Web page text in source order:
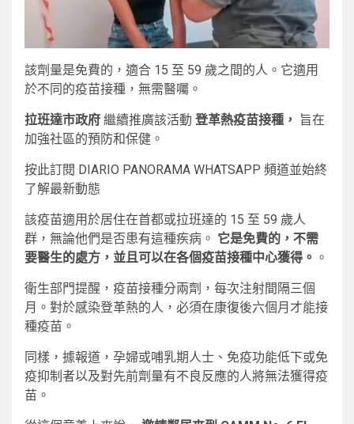
該劑量是免費的，適合 15 至 59 歲之間的人。它適用
於不同的疫苗接種，無需醫囑。
拉班達市政府 繼續推廣該活動 登革熱疫苗接種，
旨在
加強社區的預防和保健。
按此訂閱 DIARIO PANORAMA WHATSAPP 頻道並始終
了解最新動態
該疫苗適用於居住在首都或拉班達的 15 至 59 歲人
群，無論他們是否患有這種疾病。 它是免費的，不需
要醫生的處方，並且可以在各個疫苗接種中心獲得。 。
衛生部門提醒，疫苗接種分兩劑，每次注射間隔三個
月。對於感染登革熱的人，必須在康復後六個月才能接
種疫苗。
同樣，據報道，孕婦或哺乳期人士、免疫功能低下或免
疫抑制者以及對先前劑量有不良反應的人將無法獲得疫
苗。